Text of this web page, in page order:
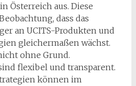
Österreich aus. Diese
dass das
an UCITS-Produkten und
gleichermaßen wächst.
ohne Grund.
flexibel und transparent.
können im